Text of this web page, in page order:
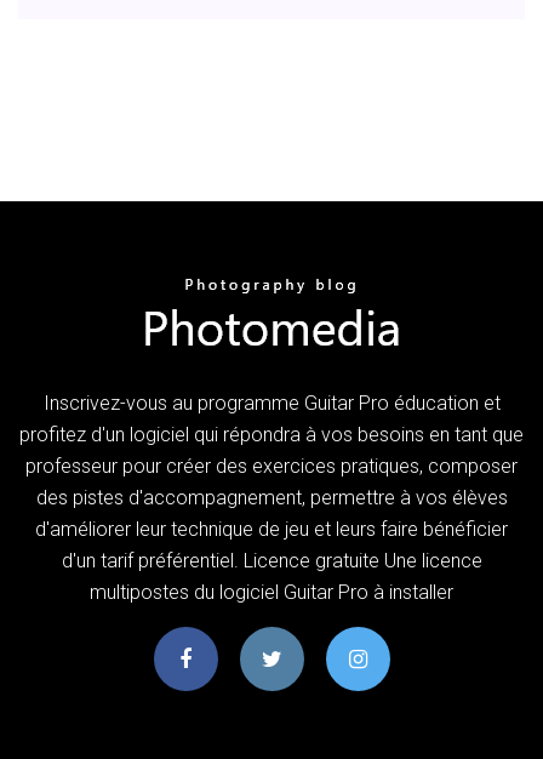
Inscrivez-vous au programme Guitar Pro éducation et
profitez d'un logiciel qui répondra à vos besoins en tant que
professeur pour créer des exercices pratiques, composer
des pistes d'accompagnement, permettre à vos élèves
d'améliorer leur technique de jeu et leurs faire bénéficier
d'un tarif préférentiel. Licence gratuite Une licence
multipostes du logiciel Guitar Pro à installer